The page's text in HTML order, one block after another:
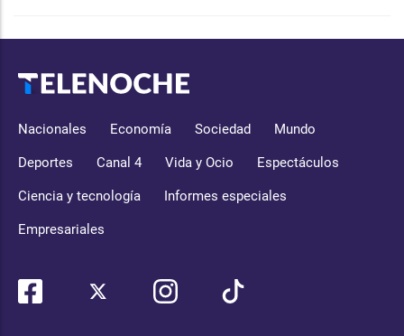
Nacionales Economía Sociedad Mundo
Deportes Canal 4 Vida y Ocio Espectáculos
Ciencia y tecnología Informes especiales
Empresariales